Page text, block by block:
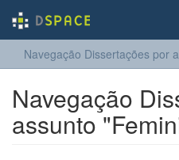
Navegação Dissertações por
Navegação
assunto